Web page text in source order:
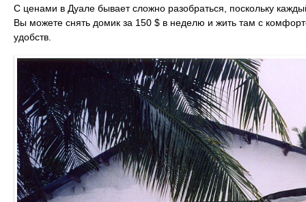
С ценами в Дуале бывает сложно разобраться, поскольку
Вы можете снять домик за 150 $ в неделю и жить там с
удобств.